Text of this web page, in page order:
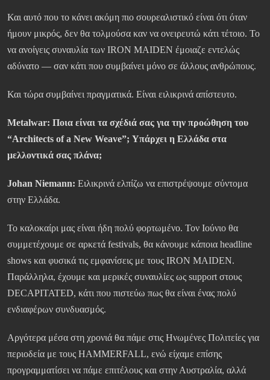
Και αυτό που το κάνει ακόμη πιο σουρεαλιστικό είναι ότι όταν
ήμουν μικρός, δεν θα τολμούσα καν να ονειρευτώ κάτι τέτοιο. Το
να ανοίγεις συναυλία των IRON MAIDEN έμοιαζε εντελώς
αδύνατο — σαν κάτι που συμβαίνει μόνο σε άλλους ανθρώπους.
Και τώρα συμβαίνει πραγματικά. Είναι ειλικρινά απίστευτο.
Metalwar: Ποια είναι τα σχέδιά σας για την προώθηση του
“Architects of a New Weave”; Υπάρχει η Ελλάδα στα
μελλοντικά σας πλάνα;
Johan Niemann: Ειλικρινά ελπίζω να επιστρέψουμε σύντομα
στην Ελλάδα.
Το καλοκαίρι μας είναι ήδη πολύ φορτωμένο. Τον Ιούνιο θα
συμμετέχουμε σε αρκετά festivals, θα κάνουμε κάποια headline
shows και φυσικά τις εμφανίσεις με τους IRON MAIDEN.
Παράλληλα, έχουμε και μερικές συναυλίες ως support στους
DECAPITATED, κάτι που πιστεύω πως θα είναι ένας πολύ
ενδιαφέρων συνδυασμός.
Αργότερα μέσα στη χρονιά θα πάμε στις Ηνωμένες Πολιτείες για
περιοδεία με τους HAMMERFALL, ενώ είχαμε επίσης
προγραμματίσει να πάμε επιτέλους και στην Αυστραλία, αλλά